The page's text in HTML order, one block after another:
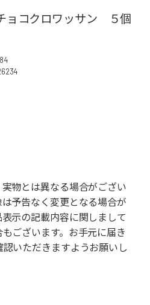
ョコクロワッサン ５個
物とは異なる場合がござい
予告なく変更となる場合が
示の記載内容に関しまして
ございます。お手元に届き
いただきますようお願いし